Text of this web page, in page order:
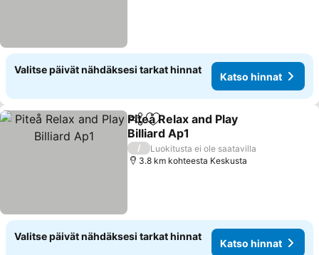
Valitse päivät nähdäksesi tarkat hinnat
Katso hinnat
Jaa Lisää suosikkeihin
Piteå Relax and Play
Billiard Ap1
/
Luokitusta ei ole saatavilla
3.8 km kohteesta Keskusta
Valitse päivät nähdäksesi tarkat hinnat
Katso hinnat